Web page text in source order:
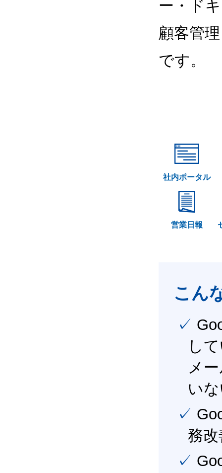
ー・ド
顧客管
です。
社内ポータル
営業日報
こん
✓ Google Workspace（旧G Suite） を社内で導入
し
メ
い
✓ Google Workspace（旧G Suite） を活用し、業
務
✓ Google Workspace（旧G Suite） を最大限に活